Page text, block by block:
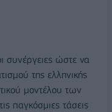
ώστε να
της ελληνικής
μοντέλου των
παγκόσμιες τάσεις